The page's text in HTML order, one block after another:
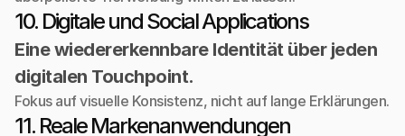
10. Digitale und Social Applications
Eine wiedererkennbare Identität über jeden
digitalen Touchpoint.
Fokus auf visuelle Konsistenz, nicht auf lange Erklärungen.
11. Reale Markenanwendungen